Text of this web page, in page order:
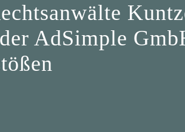
AdSimple